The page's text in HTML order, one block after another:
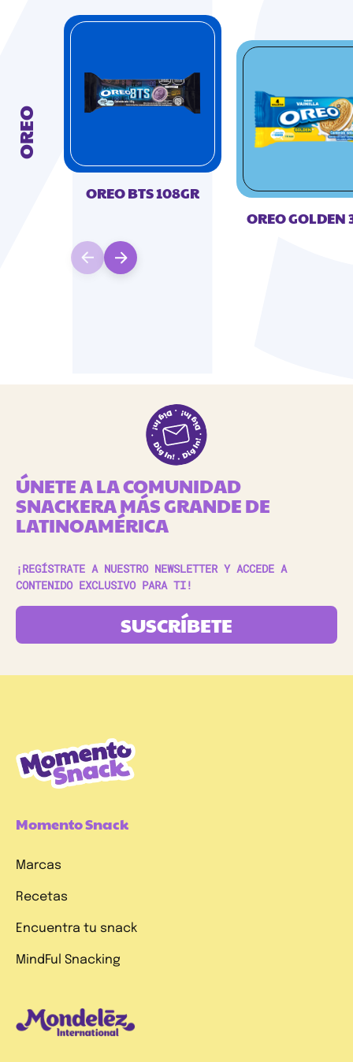
OREO
OREO BTS 108GR
OREO GOLDEN
ÚNETE A LA COMUNIDAD
SNACKERA MÁS GRANDE DE
LATINOAMÉRICA
¡REGÍSTRATE A NUESTRO NEWSLETTER Y ACCEDE A
CONTENIDO EXCLUSIVO PARA TI!
SUSCRÍBETE
Momento Snack
Marcas
Recetas
Encuentra tu snack
MindFul Snacking